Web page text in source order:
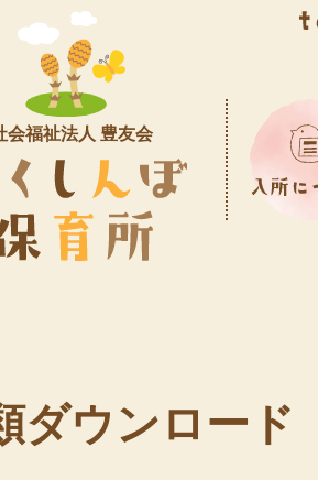
会福祉法人 豊友会
ダウンロード